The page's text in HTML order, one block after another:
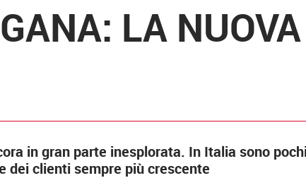
LA
in gran parte inesplorata. In Italia sono
dei clienti sempre più crescente